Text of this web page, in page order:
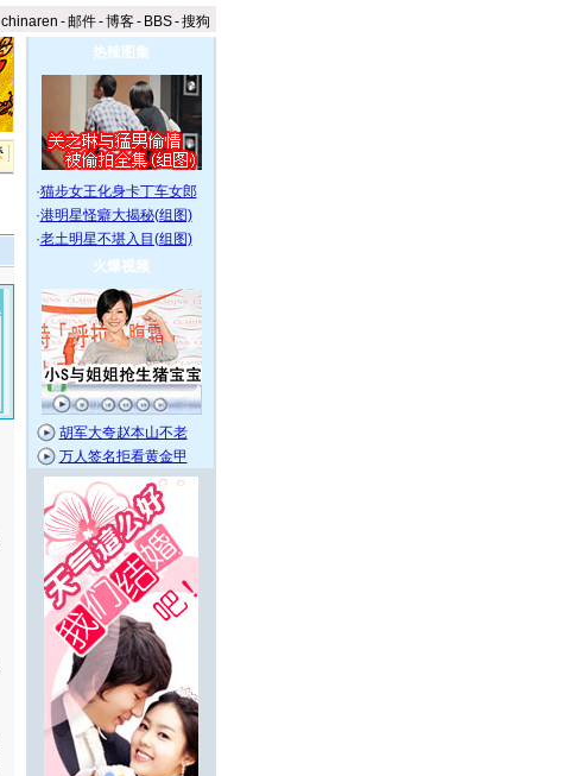
chinaren -邮件-博客- BBS-搜狗
热辣图集
·猫步女王化身卡丁车女郎
·港明星怪癖大揭秘(组图)
·老土明星不堪入目(组图)
火爆视频
胡军大夸赵本山不老
万人签名拒看黄金甲